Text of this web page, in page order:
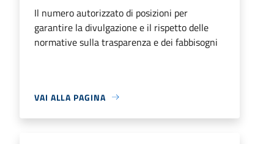
Il numero autorizzato di posizioni per
garantire la divulgazione e il rispetto delle
normative sulla trasparenza e dei fabbisogni
VAI ALLA PAGINA